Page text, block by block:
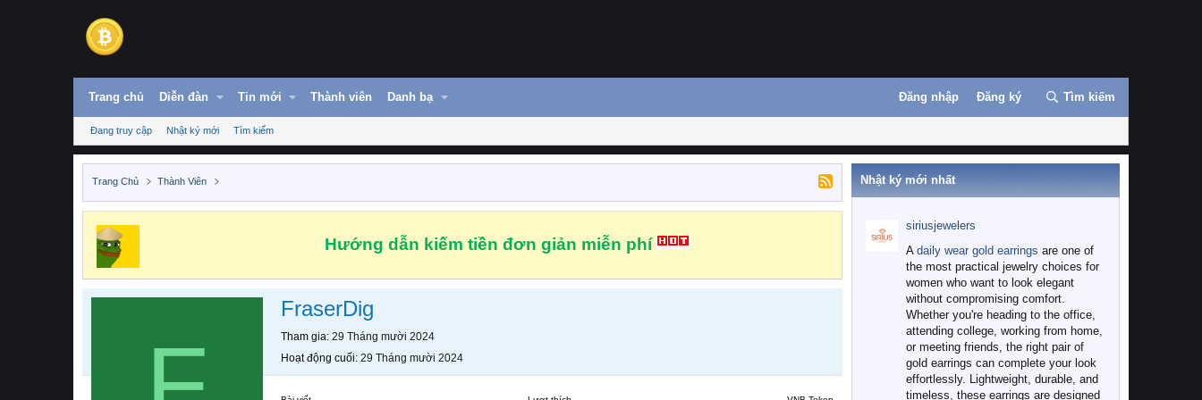
Trang chủ Diễn đàn Tin mới Thành viên Danh bạ Đăng nhập Đăng ký Tìm kiếm
Đang truy cập Nhật ký mới Tìm kiếm
Trang Chủ Thành Viên
Hướng dẫn kiếm tiền đơn giản miễn phí
FraserDig
Tham gia 29 Tháng mười 2024
Hoạt động cuối 29 Tháng mười 2024
Nhật ký mới nhất
siriusjewelers
A daily wear gold earrings are one of
the most practical jewelry choices for
women who want to look elegant
without compromising comfort.
Whether you're heading to the office,
attending college, working from home,
or meeting friends, the right pair of
gold earrings can complete your look
effortlessly. Lightweight, durable, and
timeless, these earrings are designed